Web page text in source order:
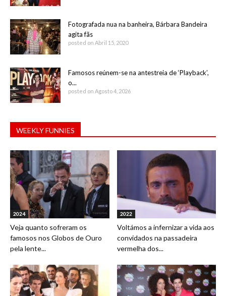
Fotografada nua na banheira, Bárbara Bandeira
agita fãs
posted on Abril 15, 2020
Famosos reúnem-se na antestreia de ‘Playback’,
o...
posted on Agosto 4, 2026
WEEKLY FUNNIES
2024
Veja quanto sofreram os
famosos nos Globos de Ouro
pela lente...
2022
Voltámos a infernizar a vida aos
convidados na passadeira
vermelha dos...